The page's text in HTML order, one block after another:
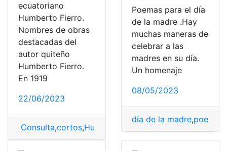
ecuatoriano
Humberto Fierro.
Nombres de obras
destacadas del
autor quiteño
Humberto Fierro.
En 1919
22/06/2023
Consulta,cortos,Humberto Fierro poemas
Poemas para el día
de la madre .Hay
muchas maneras de
celebrar a las
madres en su día.
Un homenaje
08/05/2023
día de la madre,poema